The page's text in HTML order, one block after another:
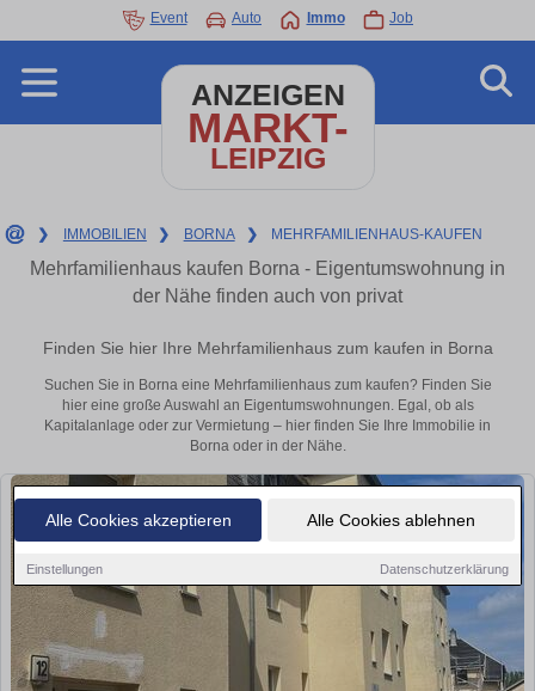
Alle Cookies akzeptieren Alle Cookies ablehnen
Einstellungen Datenschutzerklärung
Event Auto Immo Job
ANZEIGEN
MARKT-
LEIPZIG
❯ IMMOBILIEN ❯ BORNA ❯ MEHRFAMILIENHAUS-KAUFEN
Mehrfamilienhaus kaufen Borna - Eigentumswohnung in
der Nähe finden auch von privat
Finden Sie hier Ihre Mehrfamilienhaus zum kaufen in Borna
Suchen Sie in Borna eine Mehrfamilienhaus zum kaufen? Finden Sie
hier eine große Auswahl an Eigentumswohnungen. Egal, ob als
Kapitalanlage oder zur Vermietung – hier finden Sie Ihre Immobilie in
Borna oder in der Nähe.